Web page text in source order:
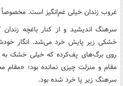
غروب زندان خیلی غم‌انگیز است. مخصوصاً
سرهنگ اندیشید و از کنار باغچه
خشکی زیر پایش خرد می‌شد. انگار
روی برگ‌های پف‌کرده که خیلی خشک به
مقام و منزلت چیزی نمانده بود؛ «مقام
سرهنگ زیر پا خرد شده بود.